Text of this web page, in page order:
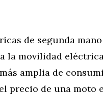
de segunda
la movilidad
amplia de
precio de una moto